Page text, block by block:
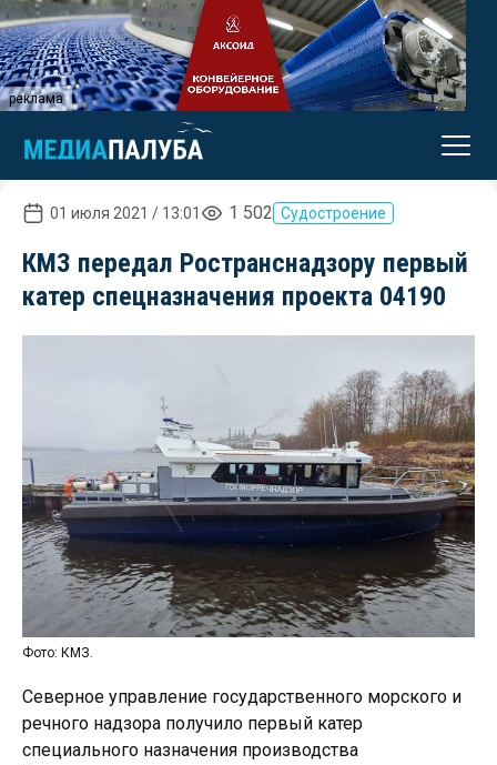
реклама
01 июля 2021 / 13:01 1 502 Судостроение
КМЗ передал Ространснадзору первый
катер спецназначения проекта 04190
Фото: КМЗ.
Северное управление государственного морского и
речного надзора получило первый катер
специального назначения производства